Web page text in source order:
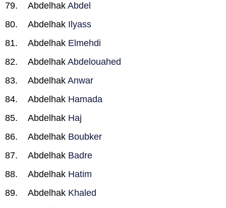
Abdelhak Abdel
Abdelhak Ilyass
Abdelhak Elmehdi
Abdelhak Abdelouahed
Abdelhak Anwar
Abdelhak Hamada
Abdelhak Haj
Abdelhak Boubker
Abdelhak Badre
Abdelhak Hatim
Abdelhak Khaled